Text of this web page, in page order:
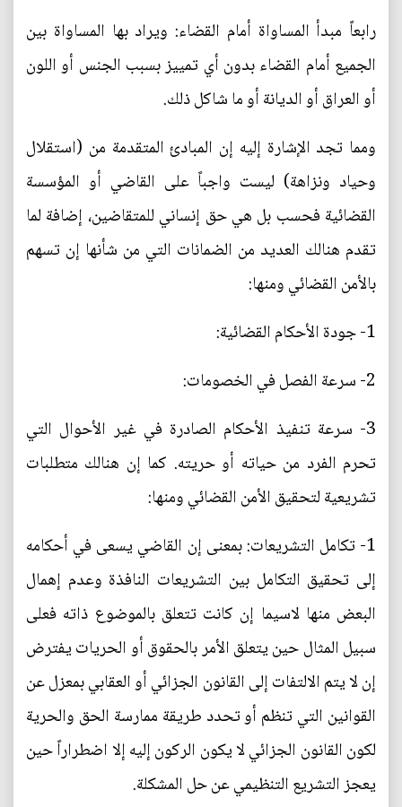
رابعاً مبدأ المساواة أمام القضاء: ويراد بها المساواة بين
الجميع أمام القضاء بدون أي تمييز بسبب الجنس أو اللون
أو العراق أو الديانة أو ما شاكل ذلك.
ومما تجد الإشارة إليه إن المبادئ المتقدمة من (استقلال
وحياد ونزاهة) ليست واجباً على القاضي أو المؤسسة
القضائية فحسب بل هي حق إنساني للمتقاضين، إضافة لما
تقدم هنالك العديد من الضمانات التي من شأنها إن تسهم
بالأمن القضائي ومنها:
1- جودة الأحكام القضائية:
2- سرعة الفصل في الخصومات:
3- سرعة تنفيذ الأحكام الصادرة في غير الأحوال التي
تحرم الفرد من حياته أو حريته. كما إن هنالك متطلبات
تشريعية لتحقيق الأمن القضائي ومنها:
1- تكامل التشريعات: بمعنى إن القاضي يسعى في أحكامه
إلى تحقيق التكامل بين التشريعات النافذة وعدم إهمال
البعض منها لاسيما إن كانت تتعلق بالموضوع ذاته فعلى
سبيل المثال حين يتعلق الأمر بالحقوق أو الحريات يفترض
إن لا يتم الالتفات إلى القانون الجزائي أو العقابي بمعزل عن
القوانين التي تنظم أو تحدد طريقة ممارسة الحق والحرية
لكون القانون الجزائي لا يكون الركون إليه إلا اضطراراً حين
يعجز التشريع التنظيمي عن حل المشكلة.